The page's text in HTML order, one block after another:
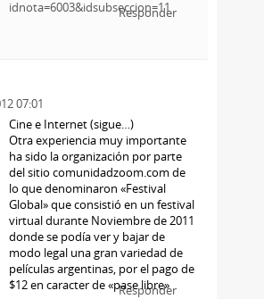
idnota=6003&idsubseccion=11
Responder
07:01
Cine e Internet (sigue…)
Otra experiencia muy importante
ha sido la organización por parte
del sitio comunidadzoom.com de
lo que denominaron «Festival
Global» que consistió en un festival
virtual durante Noviembre de 2011
donde se podía ver y bajar de
modo legal una gran variedad de
películas argentinas, por el pago de
$12 en caracter de «pase libre»
Responder